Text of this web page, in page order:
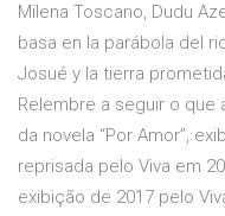
Milena Toscano, Dudu
basa en la parábola del
Josué y la tierra
Relembre a seguir o
da novela “Por Amor”,
reprisada pelo Viva em
exibição de 2017 pelo